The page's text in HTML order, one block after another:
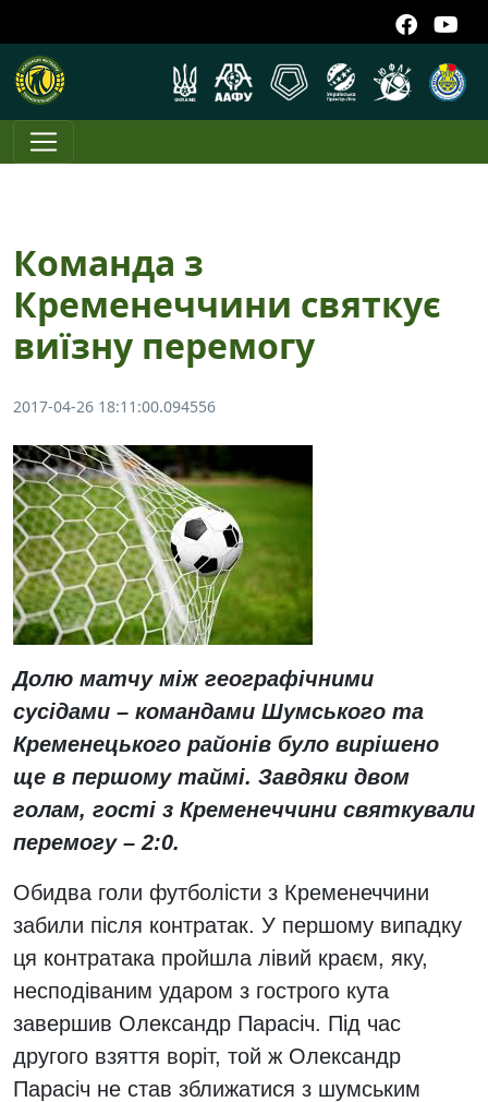
Команда з
Кременеччини святкує
виїзну перемогу
2017-04-26 18:11:00.094556
Долю матчу між географічними
сусідами – командами Шумського та
Кременецького районів було вирішено
ще в першому таймі. Завдяки двом
голам, гості з Кременеччини святкували
перемогу – 2:0.
Обидва голи футболісти з Кременеччини
забили після контратак. У першому випадку
ця контратака пройшла лівий краєм, яку,
несподіваним ударом з гострого кута
завершив Олександр Парасіч. Під час
другого взяття воріт, той ж Олександр
Парасіч не став зближатися з шумським